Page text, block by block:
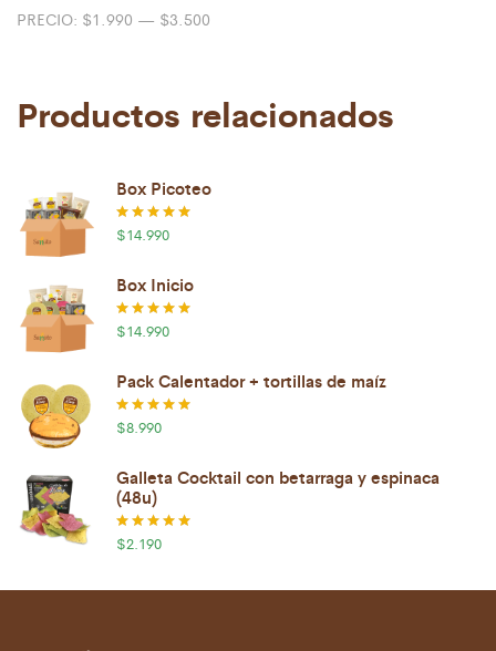
PRECIO: $1.990 — $3.500
Productos relacionados
Box Picoteo
Valorado
$14.990
Box Inicio
Valorado
$14.990
Pack Calentador + tortillas de maíz
Valorado
$8.990
Galleta Cocktail con betarraga y espinaca
(48u)
Valorado
$2.190